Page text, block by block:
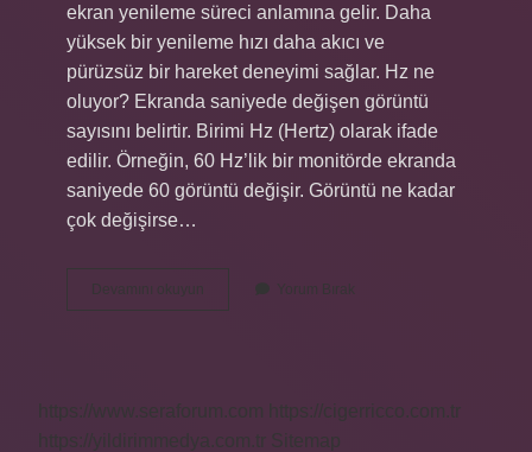
ekran yenileme süreci anlamına gelir. Daha
yüksek bir yenileme hızı daha akıcı ve
pürüzsüz bir hareket deneyimi sağlar. Hz ne
oluyor? Ekranda saniyede değişen görüntü
sayısını belirtir. Birimi Hz (Hertz) olarak ifade
edilir. Örneğin, 60 Hz’lik bir monitörde ekranda
saniyede 60 görüntü değişir. Görüntü ne kadar
çok değişirse…
Devamını okuyun
Açılımı
Yorum Bırak
https://www.seraforum.com
https://cigerricco.com.tr
https://yildirimmedya.com.tr Sitemap